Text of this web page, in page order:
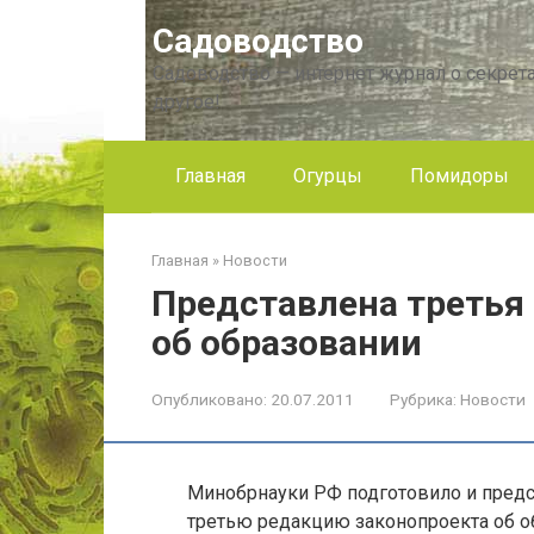
Садоводство
Садоводство — интернет журнал о
другое!
Главная Огурцы Помидоры
Главная » Новости
Представлена
об образовании
Опубликовано: 20.07.2011 Рубрика: Новости
Минобрнауки РФ подготовило и
третью редакцию законопроекта об